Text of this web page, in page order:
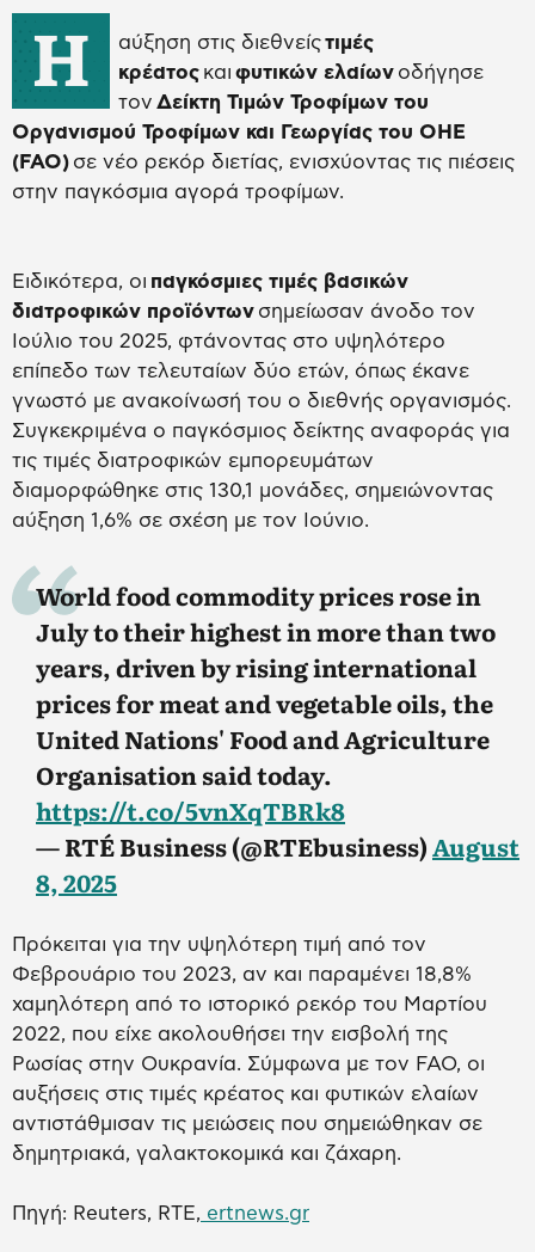
Η αύξηση στις διεθνείςτιμές
κρέατoς και φυτικών ελαίων οδήγησε
τον Δείκτη Τιμών Τροφίμων του
Οργανισμού Τροφίμων και Γεωργίας του ΟΗΕ
(FAO) σε νέο ρεκόρ διετίας, ενισχύοντας τις πιέσεις
στην παγκόσμια αγορά τροφίμων.
Ειδικότερα, οι παγκόσμιες τιμές βασικών
διατροφικών προϊόντων σημείωσαν άνοδο τον
Ιούλιο του 2025, φτάνοντας στο υψηλότερο
επίπεδο των τελευταίων δύο ετών, όπως έκανε
γνωστό με ανακοίνωσή του ο διεθνής οργανισμός.
Συγκεκριμένα ο παγκόσμιος δείκτης αναφοράς για
τις τιμές διατροφικών εμπορευμάτων
διαμορφώθηκε στις 130,1 μονάδες, σημειώνοντας
αύξηση 1,6% σε σχέση με τον Ιούνιο.
World food commodity prices rose in
July to their highest in more than two
years, driven by rising international
prices for meat and vegetable oils, the
United Nations' Food and Agriculture
Organisation said today.
https://t.co/5vnXqTBRk8
— RTÉ Business (@RTEbusiness)August
8, 2025
Πρόκειται για την υψηλότερη τιμή από τον
Φεβρουάριο του 2023, αν και παραμένει 18,8%
χαμηλότερη από το ιστορικό ρεκόρ του Μαρτίου
2022, που είχε ακολουθήσει την εισβολή της
Ρωσίας στην Ουκρανία. Σύμφωνα με τον FAO, οι
αυξήσεις στις τιμές κρέατος και φυτικών ελαίων
αντιστάθμισαν τις μειώσεις που σημειώθηκαν σε
δημητριακά, γαλακτοκομικά και ζάχαρη.
Πηγή: Reuters, RTE, ertnews.gr